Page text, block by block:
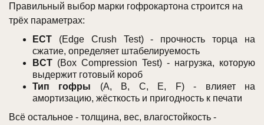
Правильный выбор марки гофрокартона строится на
трёх параметрах:
ECT (Edge Crush Test) - прочность торца на
сжатие, определяет штабелируемость
BCT (Box Compression Test) - нагрузка, которую
выдержит готовый короб
Тип гофры (A, B, C, E, F) - влияет на
амортизацию, жёсткость и пригодность к печати
Всё остальное - толщина, вес, влагостойкость -